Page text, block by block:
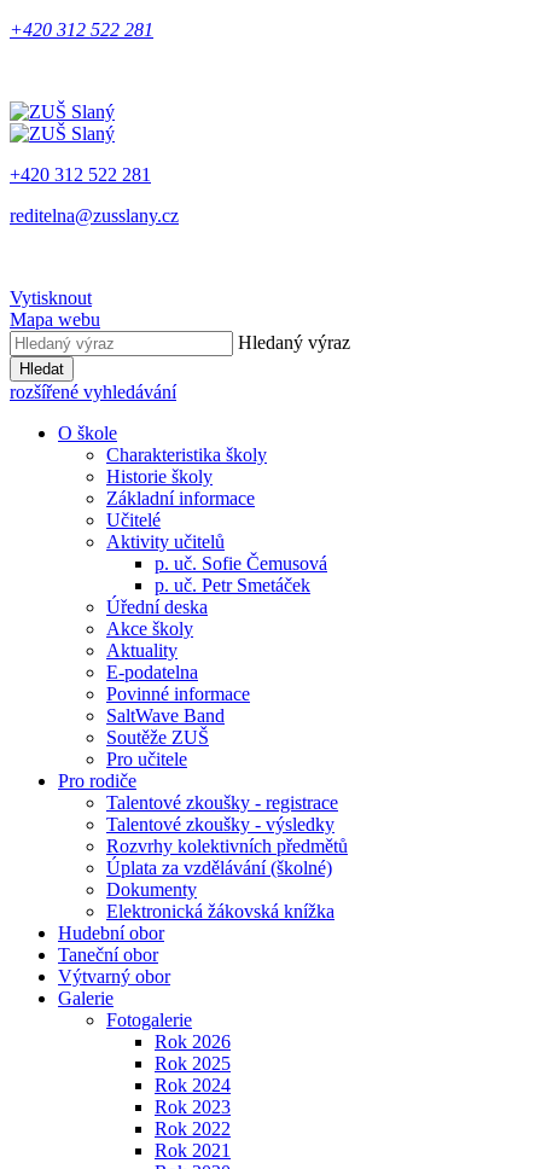
+420 312 522 281
+420 312 522 281
reditelna@zusslany.cz
Vytisknout
Mapa webu
Hledaný výraz
Hledat
rozšířené vyhledávání
O škole
Charakteristika školy
Historie školy
Základní informace
Učitelé
Aktivity učitelů
p. uč. Sofie Čemusová
p. uč. Petr Smetáček
Úřední deska
Akce školy
Aktuality
E-podatelna
Povinné informace
SaltWave Band
Soutěže ZUŠ
Pro učitele
Pro rodiče
Talentové zkoušky - registrace
Talentové zkoušky - výsledky
Rozvrhy kolektivních předmětů
Úplata za vzdělávání (školné)
Dokumenty
Elektronická žákovská knížka
Hudební obor
Taneční obor
Výtvarný obor
Galerie
Fotogalerie
Rok 2026
Rok 2025
Rok 2024
Rok 2023
Rok 2022
Rok 2021